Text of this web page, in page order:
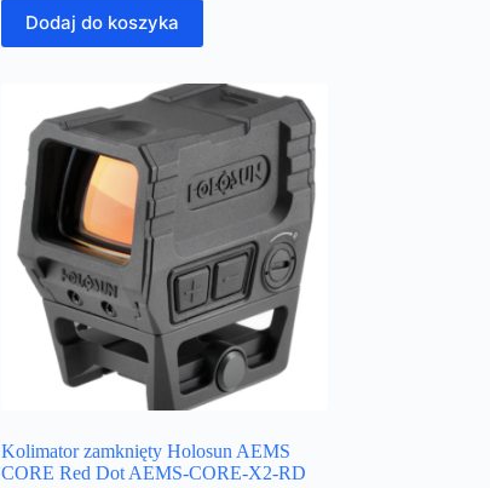
Dodaj do koszyka
Kolimator zamknięty Holosun AEMS
CORE Red Dot AEMS-CORE-X2-RD